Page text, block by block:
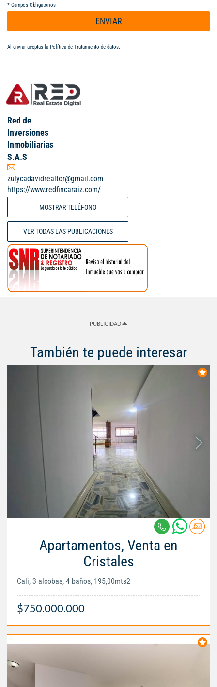
* Campos Obligatorios
ENVIAR
Al enviar aceptas la Política de Tratamiento de datos.
Red de
Inversiones
Inmobiliarias
S.A.S
zulycadavidrealtor@gmail.com
https://www.redfincaraiz.com/
MOSTRAR TELÉFONO
VER TODAS LAS PUBLICACIONES
PUBLICIDAD
También te puede interesar
Apartamentos, Venta en
Cristales
Cali, 3 alcobas, 4 baños, 195,00mts2
$750.000.000